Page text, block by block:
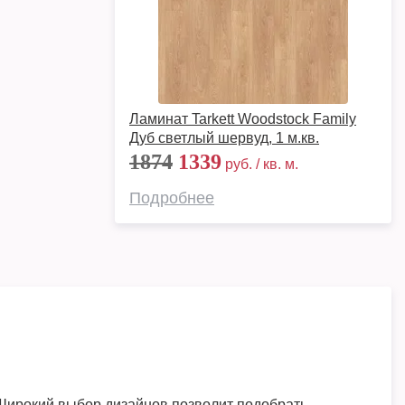
Ламинат Tarkett Woodstock Family
Дуб светлый шервуд, 1 м.кв.
1874 1339 руб. / кв. м.
Подробнее